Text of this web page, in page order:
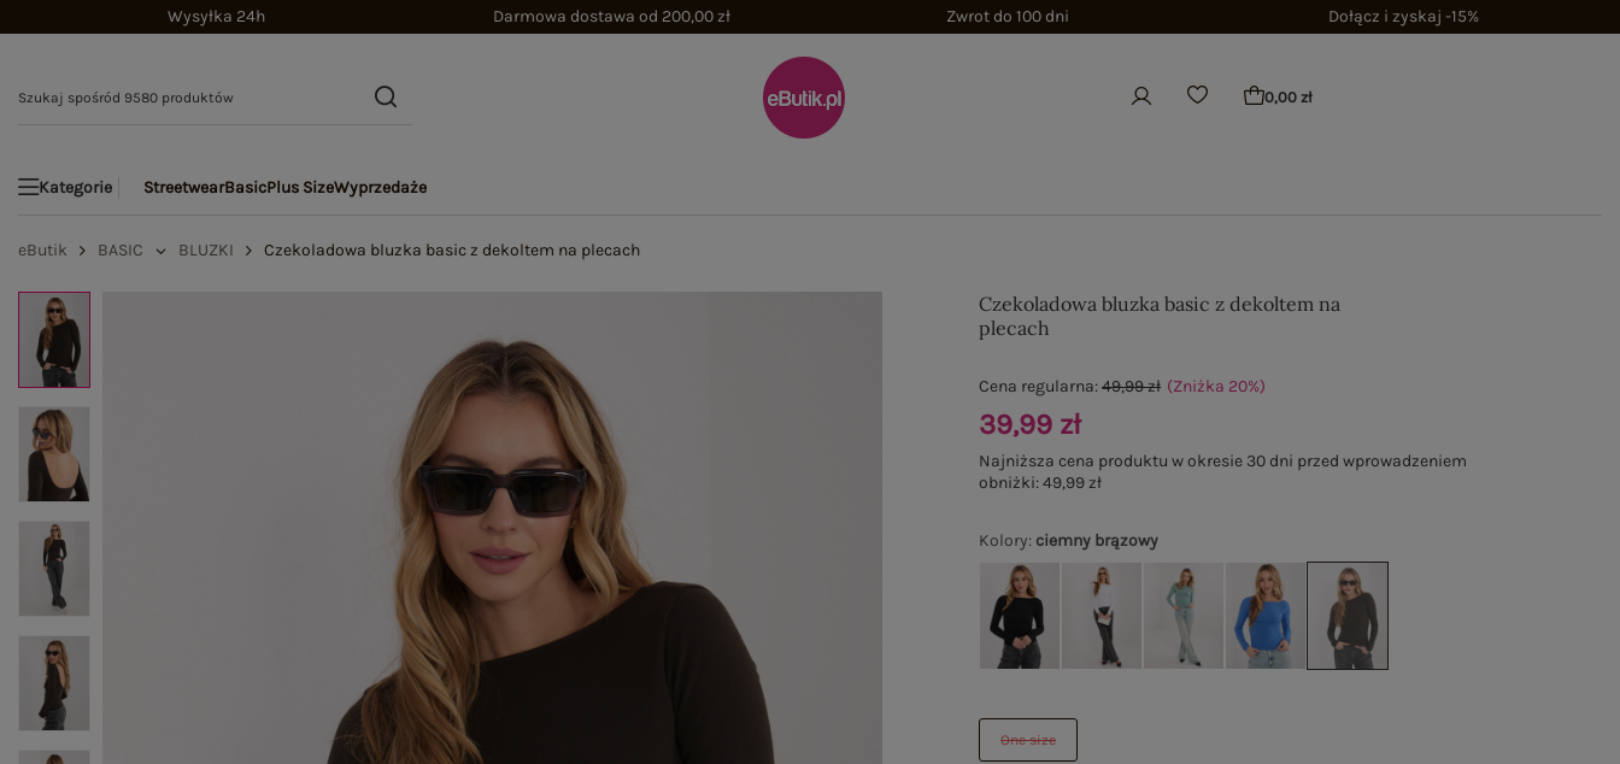
Wysyłka 24h Darmowa dostawa od 200,00 zł Zwrot do 100 dni Dołącz i zyskaj -15%
0,00 zł
Kategorie StreetwearBasicPlus SizeWyprzedaże
eButik BASIC BLUZKI Czekoladowa bluzka basic z dekoltem na plecach
Czekoladowa bluzka basic z dekoltem na
plecach
Kolory: ciemny brązowy
One size
Cena regularna:49,99 zł (Zniżka 20%)
39,99 zł
Najniższa cena produktu w okresie 30 dni przed wprowadzeniem
obniżki:49,99 zł